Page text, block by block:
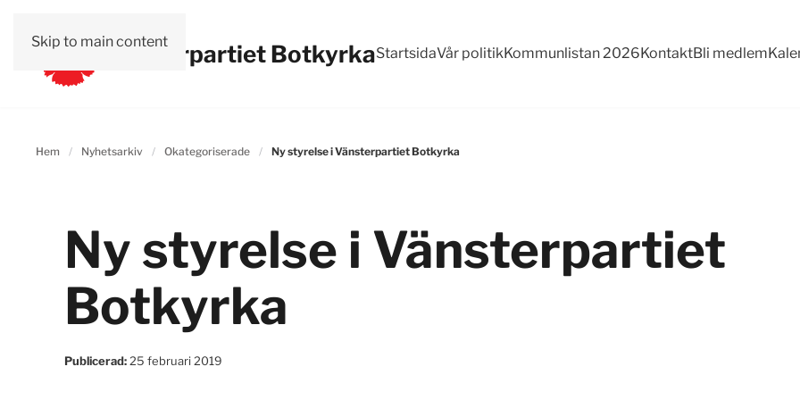
Skip to main contentVänsterpartiet BotkyrkaStartsidaVår politikKommunlistan 2026KontaktBli medlem
Hem Nyhetsarkiv Okategoriserade Ny styrelse i Vänsterpartiet Botkyrka
Ny styrelse i Vänsterpartiet
Botkyrka
Publicerad: 25 februari 2019